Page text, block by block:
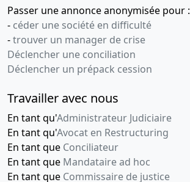
Passer une annonce anonymisée pour :
- céder une société en difficulté
-trouver un manager de crise
Déclencher une conciliation
Déclencher un prépack cession
Travailler avec nous
En tant qu'Administrateur Judiciaire
En tant qu'Avocat en Restructuring
En tant que Conciliateur
En tant que Mandataire ad hoc
En tant que Commissaire de justice